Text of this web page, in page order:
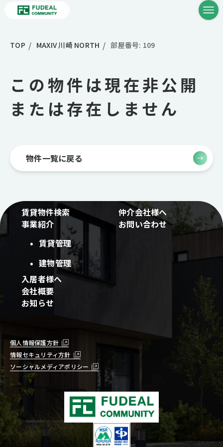
TOP MAXIV 川崎 NORTH 部屋番号: 109
この物件は現在非公開
または存在しません
物件一覧に戻る
賃貸物件検索
事業紹介
賃貸管理
建物管理
入居者様へ
会社概要
お知らせ
仲介会社様へ
お問い合わせ
個人情報保護方針
ソーシャルメディアポリシー
情報セキュリティ方針